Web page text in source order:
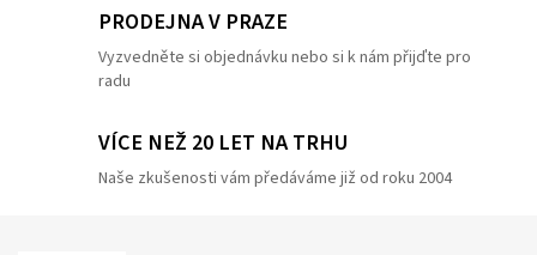
PRODEJNA V PRAZE
Vyzvedněte si objednávku nebo si k nám přijďte pro
radu
VÍCE NEŽ 20 LET NA TRHU
Naše zkušenosti vám předáváme již od roku 2004